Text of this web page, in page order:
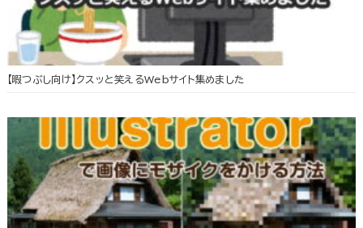
【暇つぶし向け】クスッと笑えるWebサイト集めました